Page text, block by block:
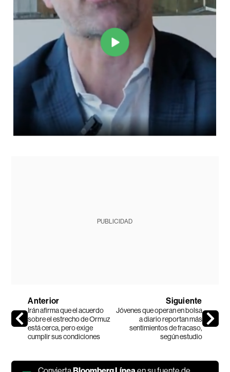
PUBLICIDAD
Anterior
Irán afirma que el acuerdo
sobre el estrecho de Ormuz
está cerca, pero exige
cumplir sus condiciones
Siguiente
Jóvenes que operan en bolsa
a diario reportan más
sentimientos de fracaso,
según estudio